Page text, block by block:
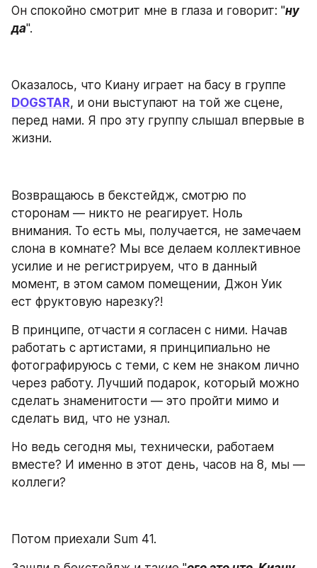
Он спокойно смотрит мне в глаза и говорит: "ну
да".
DOGSTAR, и они выступают на той же сцене,
перед нами. Я про эту группу слышал впервые в
жизни.
Возвращаюсь в бекстейдж, смотрю по
сторонам — никто не реагирует. Ноль
внимания. То есть мы, получается, не замечаем
слона в комнате? Мы все делаем коллективное
усилие и не регистрируем, что в данный
момент, в этом самом помещении, Джон Уик
ест фруктовую нарезку?!
В принципе, отчасти я согласен с ними. Начав
работать с артистами, я принципиально не
фотографируюсь с теми, с кем не знаком лично
через работу. Лучший подарок, который можно
сделать знаменитости — это пройти мимо и
сделать вид, что не узнал.
Но ведь сегодня мы, технически, работаем
вместе? И именно в этот день, часов на 8, мы —
коллеги?
Потом приехали Sum 41.